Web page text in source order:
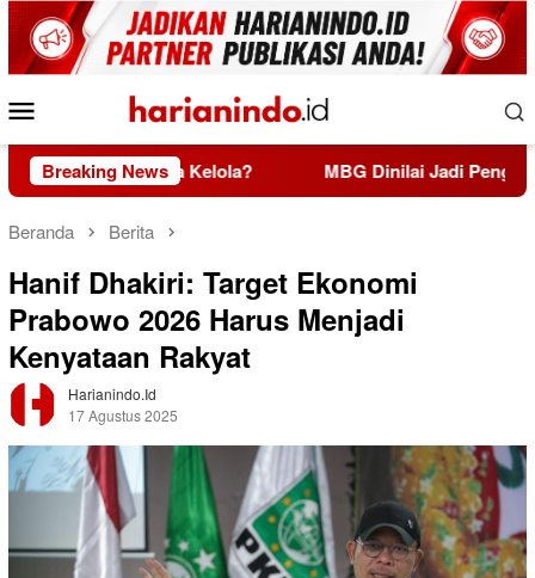
Loncat
ke
konten
Mobile
Breaking News
Tata Kelola? MBG Dinilai Jadi Penggerak
Beranda Berita
Hanif Dhakiri: Target Ekonomi
Prabowo 2026 Harus Menjadi
Kenyataan Rakyat
Harianindo.id
17 Agustus 2025